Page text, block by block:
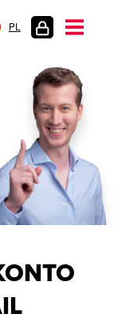
PL